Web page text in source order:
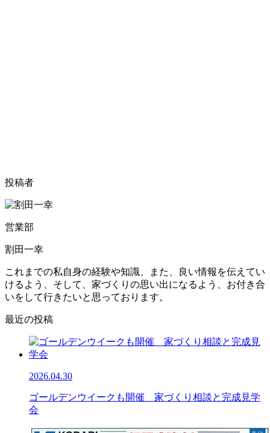
投稿者
営業部
割田一幸
これまでの私自身の経験や知識、また、良い情報を伝えてい
けるよう、そして、家づくりの思い出になるよう、お付き合
いをして行きたいと思っております。
最近の投稿
2026.04.30
ゴールデンウイークも開催 家づくり相談と完成見学
会